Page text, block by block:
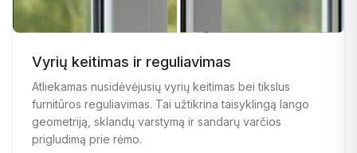
:Gražiai restauruotas istorinis langas išlaikant
Vyrių keitimas ir reguliavimas
Atliekamas nusidėvėjusių vyrių keitimas bei tikslus
furnitūros reguliavimas. Tai užtikrina taisyklingą lango
geometriją, sklandų varstymą ir sandarų varčios
prigludimą prie rėmo.